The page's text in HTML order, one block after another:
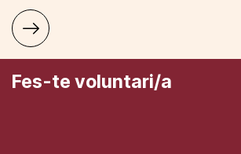
Fes-te voluntari/a